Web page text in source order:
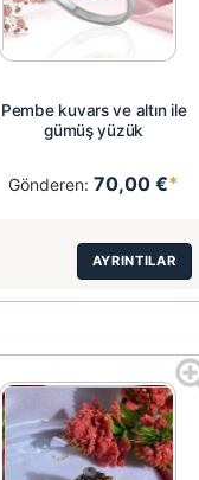
Pembe kuvars ve altın ile
gümüş yüzük
Gönderen:70,00 €*
AYRINTILAR